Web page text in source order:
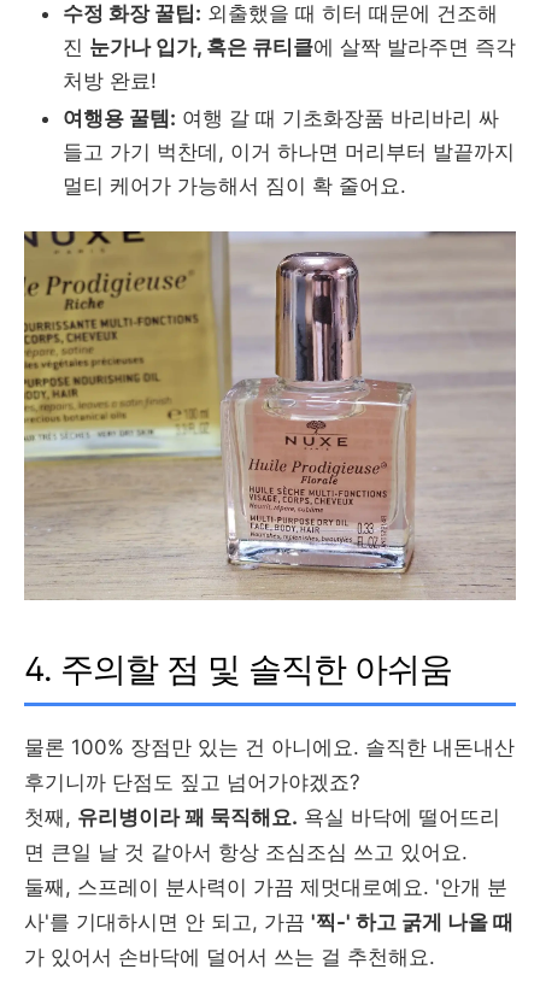
수정 화장 꿀팁: 외출했을 때 히터 때문에 건조해
진 눈가나 입가, 혹은 큐티클에 살짝 발라주면 즉각
처방 완료!
여행용 꿀템: 여행 갈 때 기초화장품 바리바리 싸
들고 가기 벅찬데, 이거 하나면 머리부터 발끝까지
멀티 케어가 가능해서 짐이 확 줄어요.
4. 주의할 점 및 솔직한 아쉬움
물론 100% 장점만 있는 건 아니에요. 솔직한 내돈내산
후기니까 단점도 짚고 넘어가야겠죠?
첫째, 유리병이라 꽤 묵직해요. 욕실 바닥에 떨어뜨리
면 큰일 날 것 같아서 항상 조심조심 쓰고 있어요.
둘째, 스프레이 분사력이 가끔 제멋대로예요. '안개 분
사'를 기대하시면 안 되고, 가끔 '찍-' 하고 굵게 나올 때
가 있어서 손바닥에 덜어서 쓰는 걸 추천해요.